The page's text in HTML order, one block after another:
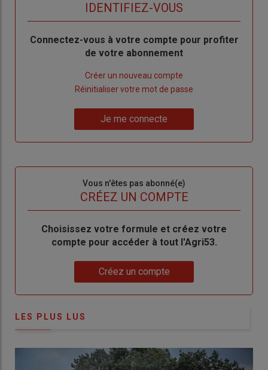
IDENTIFIEZ-VOUS
Body
Connectez-vous à votre compte pour profiter
de votre abonnement
Créer un nouveau compte
de
Réinitialiser votre mot de passe
me
Je me connecte
Vous n'êtes pas abonné(e)
CRÉEZ UN COMPTE
BodyChoisissez votre formule et créez votre
compte pour accéder à tout l'Agri53.
Créez un compte
LES PLUS LUS